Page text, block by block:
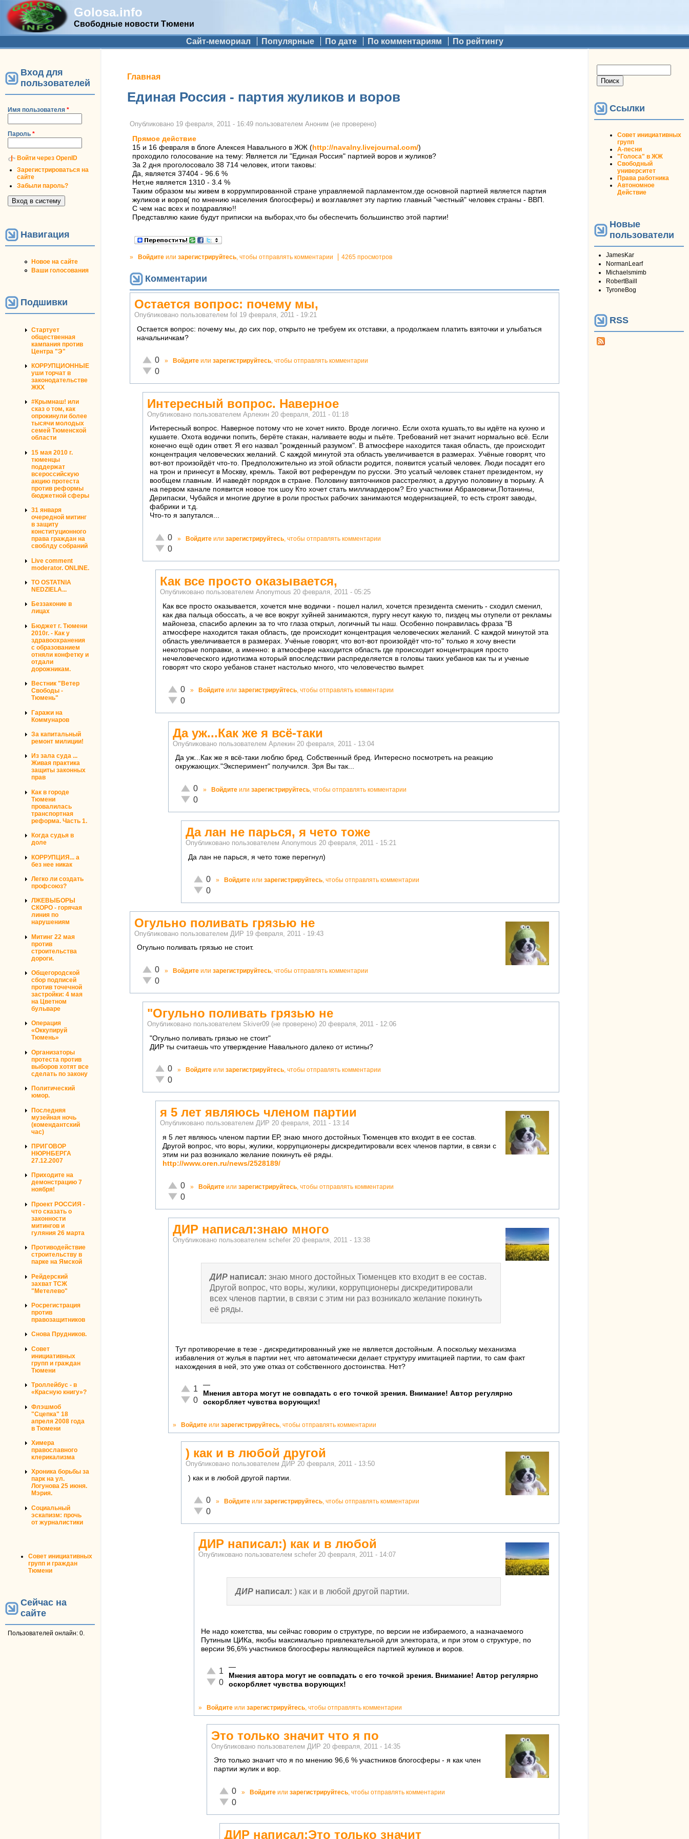
Golosa.info
Свободные новости Тюмени
Дополнительное меню Сайт-мемориал Популярные По дате По комментариям По рейтингу
Вход для
пользователей
Имя пользователя *
Пароль *
Войти через OpenID
Зарегистрироваться на
сайте
Забыли пароль?
Навигация
Новое на сайте
Ваши голосования
Подшивки
Стартует
общественная
кампания против
Центра "Э"
КОРРУПЦИОННЫЕ
уши торчат в
законодательстве
ЖКХ
#Крымнаш! или
сказ о том, как
опрокинули более
тысячи молодых
семей Тюменской
области
15 мая 2010 г.
тюменцы
поддержат
всероссийскую
акцию протеста
против реформы
бюджетной сферы
31 января
очередной митинг
в защиту
конституционного
права граждан на
своблду собраний
Live comment
moderator. ONLINE.
TO OSTATNIA
NEDZIELA...
Беззаконие в
лицах
Бюджет г. Тюмени
2010г. - Как у
здравоохранения
с образованием
отняли конфетку и
отдали
дорожникам.
Вестник "Ветер
Свободы -
Тюмень"
Гаражи на
Коммунаров
За капитальный
ремонт милиции!
Из зала суда ...
Живая практика
защиты законных
прав
Как в городе
Тюмени
провалилась
транспортная
реформа. Часть 1.
Когда судья в
доле
КОРРУПЦИЯ... а
без нее никак
Легко ли создать
профсоюз?
ЛЖЕВЫБОРЫ
СКОРО - горячая
линия по
нарушениям
Митинг 22 мая
против
строительства
дороги.
Общегородской
сбор подписей
против точечной
застройки: 4 мая
на Цветном
бульваре
Операция
«Оккупируй
Тюмень»
Организаторы
протеста против
выборов хотят все
сделать по закону
Политический
юмор.
Последняя
музейная ночь
(комендантский
час)
ПРИГОВОР
НЮРНБЕРГА
27.12.2007
Приходите на
демонстрацию 7
ноября!
Проект РОССИЯ -
что сказать о
законности
митингов и
гуляния 26 марта
Противодействие
строительству в
парке на Ямской
Рейдерский
захват ТСЖ
"Метелево"
Росрегистрация
против
правозащитников
Снова Прудников.
Совет
инициативных
групп и граждан
Тюмени
Троллейбус - в
«Красную книгу»?
Флэшмоб
"Сцепка" 18
апреля 2008 года
в Тюмени
Химера
православного
клерикализма
Хроника борьбы за
парк на ул.
Логунова 25 июня.
Мэрия.
Социальный
эскапизм: прочь
от журналистики
Совет инициативных
групп и граждан
Тюмени
Сейчас на
сайте
Пользователей онлайн: 0.
Вы здесь
Главная
Единая Россия - партия жуликов и воров
Опубликовано 19 февраля, 2011 - 16:49 пользователем Аноним (не проверено)
Прямое действие
15 и 16 февраля в блоге Алексея Навального в ЖЖ (http://navalny.livejournal.com/)
проходило голосование на тему: Является ли "Единая Россия" партией воров и жуликов?
За 2 дня проголосовало 38 714 человек, итоги таковы:
Да, является 37404 - 96.6 %
Нет,не является 1310 - 3.4 %
Таким образом мы живем в коррумпированной стране управляемой парламентом,где основной партией является партия
жуликов и воров( по мнению населения блогосферы) и возглавляет эту партию главный "честный" человек страны - ВВП.
С чем нас всех и поздравляю!!
Представляю какие будут приписки на выборах,что бы обеспечить большинство этой партии!
» Войдите или зарегистрируйтесь , чтобы отправлять комментарии 4265 просмотров
Комментарии
Остается вопрос: почему мы,
Опубликовано пользователем fol 19 февраля, 2011 - 19:21
Остается вопрос: почему мы, до сих пор, открыто не требуем их отставки, а продолжаем платить взяточки и улыбаться
начальничкам?
Отлично!
0
Неадекватно!
0
» Войдите или зарегистрируйтесь, чтобы отправлять комментарии
Интересный вопрос. Наверное
Опубликовано пользователем Арлекин 20 февраля, 2011 - 01:18
Интересный вопрос. Наверное потому что не хочет никто. Вроде логично. Если охота кушать,то вы идёте на кухню и
кушаете. Охота водички попить, берёте стакан, наливаете воды и пьёте. Требований нет значит нормально всё. Если
конечно ещё один ответ. Я его назвал "рожденный разумом". В атмосфере находится такая область, где происходит
концентрация человеческих желаний. С каждой минутой эта область увеличивается в размерах. Учёные говорят, что
вот-вот произойдёт что-то. Предположительно из этой области родится, появится усатый человек. Люди посадят его
на трон и принесут в Москву, кремль. Такой вот референдум по русски. Это усатый человек станет президентом, ну
вообщем главным. И наведёт порядок в стране. Половину взяточников расстреляют, а другую половину в тюрьму. А
на первом канале появится новое ток шоу Кто хочет стать миллиардером? Его участники Абрамовичи,Потанины,
Дерипаски, Чубайся и многие другие в роли простых рабочих занимаются модернизацией, то есть строят заводы,
фабрики и т.д.
Что-то я запутался...
Отлично!
0
Неадекватно!
0
» Войдите или зарегистрируйтесь, чтобы отправлять комментарии
Как все просто оказывается,
Опубликовано пользователем Anonymous 20 февраля, 2011 - 05:25
Как все просто оказывается, хочется мне водички - пошел налил, хочется президента сменить - сходил сменил,
как два пальца обоссать, а че все вокруг хуйней занимаются, пургу несут какую то, пиздец мы отупели от рекламы
майонеза, спасибо арлекин за то что глаза открыл, логичный ты наш. Особенно понравилась фраза "В
атмосфере находится такая область, где происходит концентрация человеческих желаний. С каждой минутой эта
область увеличивается в размерах. Учёные говорят, что вот-вот произойдёт что-то" только я хочу внести
некоторые поправки, а именно: в атмосфере находится область где происходит концентрация просто
нечеловеческого идиотизма который впоследствии распределяется в головы таких уебанов как ты и ученые
говорят что скоро уебанов станет настолько много, что человечество вымрет.
Отлично!
0
Неадекватно!
0
» Войдите или зарегистрируйтесь, чтобы отправлять комментарии
Да уж...Как же я всё-таки
Опубликовано пользователем Арлекин 20 февраля, 2011 - 13:04
Да уж...Как же я всё-таки люблю бред. Собственный бред. Интересно посмотреть на реакцию
окружающих."Эксперимент" получился. Зря Вы так...
Отлично!
0
Неадекватно!
0
» Войдите или зарегистрируйтесь, чтобы отправлять комментарии
Да лан не парься, я чето тоже
Опубликовано пользователем Anonymous 20 февраля, 2011 - 15:21
Да лан не парься, я чето тоже перегнул)
Отлично!
0
Неадекватно!
0
» Войдите или зарегистрируйтесь, чтобы отправлять комментарии
Огульно поливать грязью не
Опубликовано пользователем ДИР 19 февраля, 2011 - 19:43
Огульно поливать грязью не стоит.
Отлично!
0
Неадекватно!
0
» Войдите или зарегистрируйтесь , чтобы отправлять комментарии
"Огульно поливать грязью не
Опубликовано пользователем Skiver09 (не проверено) 20 февраля, 2011 - 12:06
"Огульно поливать грязью не стоит"
ДИР ты считаешь что утверждение Навального далеко от истины?
Отлично!
0
Неадекватно!
0
» Войдите или зарегистрируйтесь, чтобы отправлять комментарии
я 5 лет являюсь членом партии
Опубликовано пользователем ДИР 20 февраля, 2011 - 13:14
я 5 лет являюсь членом партии ЕР, знаю много достойных Тюменцев кто входит в ее состав.
Другой вопрос, что воры, жулики, коррупционеры дискредитировали всех членов партии, в связи с
этим ни раз возникало желание покинуть её ряды.
http://www.oren.ru/news/2528189/
Отлично!
0
Неадекватно!
0
» Войдите или зарегистрируйтесь , чтобы отправлять комментарии
ДИР написал:знаю много
Опубликовано пользователем schefer 20 февраля, 2011 - 13:38
ДИР написал:знаю много достойных Тюменцев кто входит в ее состав.
Другой вопрос, что воры, жулики, коррупционеры дискредитировали
всех членов партии, в связи с этим ни раз возникало желание покинуть
её ряды.
Тут противоречие в тезе - дискредитированный уже не является достойным. А поскольку механизма
избавления от жулья в партии нет, что автоматически делает структуру имитацией партии, то сам факт
нахождения в ней, это уже отказ от собственного достоинства. Нет?
Отлично!
1
Неадекватно!
0
—
Мнения автора могут не совпадать с его точкой зрения. Внимание! Автор регулярно
оскорбляет чувства ворующих!
» Войдите или зарегистрируйтесь, чтобы отправлять комментарии
) как и в любой другой
Опубликовано пользователем ДИР 20 февраля, 2011 - 13:50
) как и в любой другой партии.
Отлично!
0
Неадекватно!
0
» Войдите или зарегистрируйтесь , чтобы отправлять комментарии
ДИР написал:) как и в любой
Опубликовано пользователем schefer 20 февраля, 2011 - 14:07
ДИР написал:) как и в любой другой партии.
Не надо кокетства, мы сейчас говорим о структуре, по версии не избираемого, а назначаемого
Путиным ЦИКа, якобы максимально привлекательной для электората, и при этом о структуре, по
версии 96,6% участников блогосферы являющейся партией жуликов и воров.
Отлично!
1
Неадекватно!
0
—
Мнения автора могут не совпадать с его точкой зрения. Внимание! Автор регулярно
оскорбляет чувства ворующих!
» Войдите или зарегистрируйтесь , чтобы отправлять комментарии
Это только значит что я по
Опубликовано пользователем ДИР 20 февраля, 2011 - 14:35
Это только значит что я по мнению 96,6 % участников блогосферы - я как член
партии жулик и вор.
Отлично!
0
Неадекватно!
0
» Войдите или зарегистрируйтесь , чтобы отправлять комментарии
ДИР написал:Это только значит
Ссылки
Совет инициативных
групп
А-песни
"Голоса" в ЖЖ
Свободный
университет
Права работника
Автономное
Действие
Новые
пользователи
JamesKar
NormanLearf
Michaelsmimb
RobertBaill
TyroneBog
RSS